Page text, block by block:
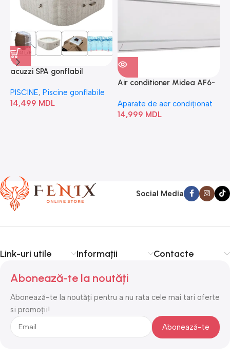
acuzzi SPA gonflabil
Bubble” 28446
PISCINE, Piscine gonflabile
14,499 MDL
Air conditioner Midea AF6-
Aparate de aer condiționat
14,999 MDL
Social Media
Link-uri utile Informații Contacte
Abonează-te la noutăți
Abonează-te la noutăți pentru a nu rata cele mai tari oferte
si promoții!